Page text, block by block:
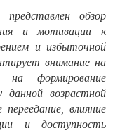
обзор
и мотивации к
и избыточной
внимание на
на формирование
данной возрастной
влияние
и доступность